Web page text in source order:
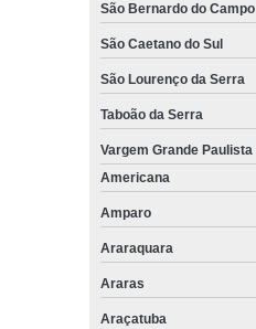
São Bernardo do Campo
São Caetano do Sul
São Lourenço da Serra
Taboão da Serra
Vargem Grande Paulista
Americana
Amparo
Araraquara
Araras
Araçatuba